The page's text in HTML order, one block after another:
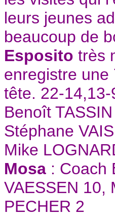
leurs jeunes
beaucoup de
Esposito très
enregistre une
tête. 22-
Benoît
Stéphane
Mike
Mosa : Coach
VAESSEN 10,
PECHER 2